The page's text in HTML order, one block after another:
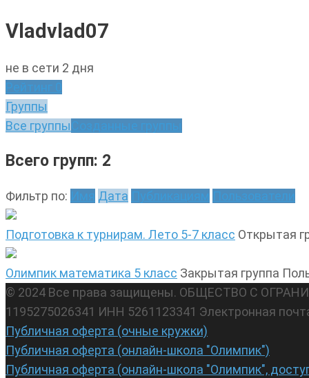
Vladvlad07
не в сети 2 дня
Рейтинг 0
Группы
Все группыСозданные группы
Всего групп: 2
Фильтр по: Имя Дата Публикациям Пользователи
Подготовка к турнирам. Лето 5-7 класс Открытая
Олимпик математика 5 класс Закрытая группа
© 2024 Все права защищены. ОБЩЕСТВО С
1195275026341 ИНН 5261123341 Электронная
Публичная оферта (очные кружки)
Публичная оферта (онлайн-школа "Олимпик")
Публичная оферта (онлайн-школа "Олимпик",